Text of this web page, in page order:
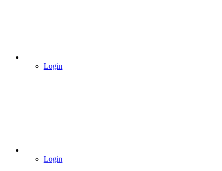
Login
Login